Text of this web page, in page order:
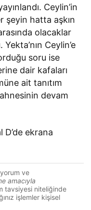
Ceylin’in
şeyin hatta aşkın
olacaklar
Ceylin’e
soru ise
dair kafaları
ait tanıtım
devam
D’de ekrana
ve
amacıyla
tavsiyesi niteliğinde
işlemler kişisel